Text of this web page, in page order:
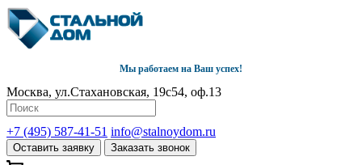
Мы работаем на Ваш успех!
Москва, ул.Стахановская, 19с54, оф.13
+7 (495) 587-41-51 info@stalnoydom.ru
Оставить заявку Заказать звонок